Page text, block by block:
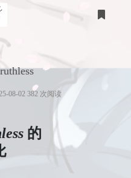
08-02 382 次阅读
的